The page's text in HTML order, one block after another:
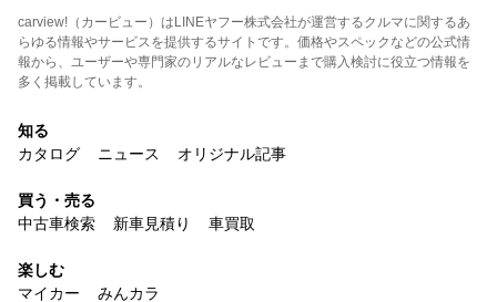
carview!（カービュー）はLINEヤフー株式会社が運営するクルマに関するあ
らゆる情報やサービスを提供するサイトです。価格やスペックなどの公式情
報から、ユーザーや専門家のリアルなレビューまで購入検討に役立つ情報を
多く掲載しています。
知る
カタログ
ニュース オリジナル記事
買う・売る
中古車検索
新車見積り 車買取
楽しむ
マイカー
みんカラ